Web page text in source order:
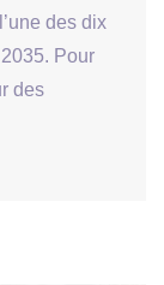
des dix
Pour
des